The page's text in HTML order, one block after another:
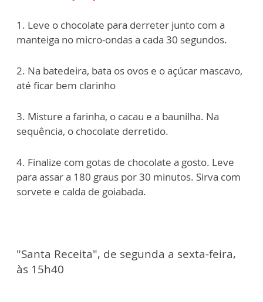
1. Leve o chocolate para derreter junto com a
manteiga no micro-ondas a cada 30 segundos.
2. ⁠Na batedeira, bata os ovos e o açúcar mascavo,
até ficar bem clarinho
3. ⁠Misture a farinha, o cacau e a baunilha. Na
sequência, o chocolate derretido.
4. ⁠Finalize com gotas de chocolate a gosto. Leve
para assar a 180 graus por 30 minutos. Sirva com
sorvete e calda de goiabada.
"Santa Receita", de segunda a sexta-feira,
às 15h40